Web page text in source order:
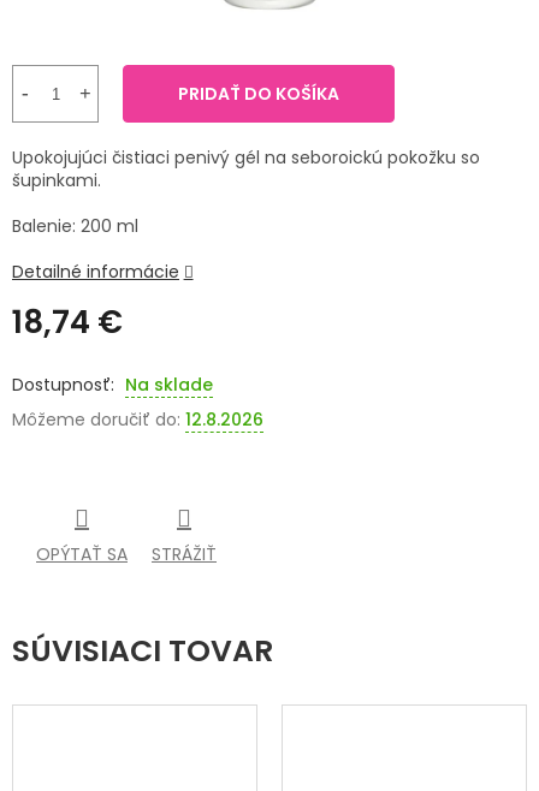
PRÍRODNÉ
LIEKY
VETERINA
SENIORI
ZNAČKY
Prihlásenie
18,74 €
cena:
Na sklade
Môžeme doručiť do: 12.8.2026
PRIDAŤ DO KOŠÍKA
Upokojujúci čistiaci penivý gél na seboroickú pokožku so
šupinkami.
Balenie: 200 ml
Detailné informácie
OPÝTAŤ SA STRÁŽIŤ
SÚVISIACI TOVAR